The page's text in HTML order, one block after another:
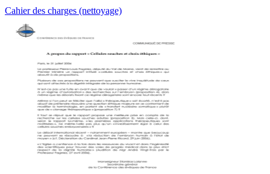
Cahier des charges (nettoyage)